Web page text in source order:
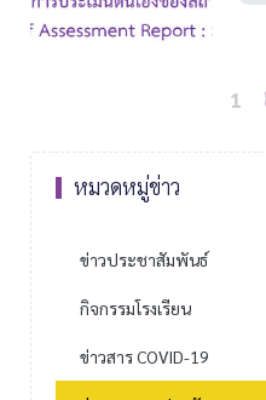
1
หมวดหมู่ข่าว
ข่าวประชาสัมพันธ์
กิจกรรมโรงเรียน
ข่าวสาร COVID-19